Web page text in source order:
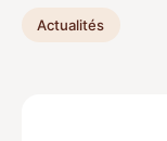
Actualités